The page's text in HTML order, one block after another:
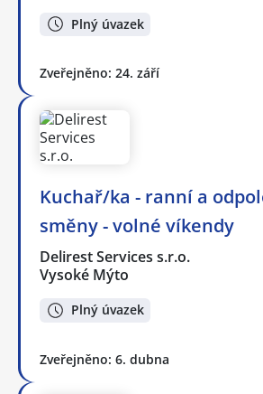
Plný úvazek
Zveřejněno: 24. září
Kuchař/ka - ranní a
směny - volné víkendy
Delirest Services s.r.o.
Vysoké Mýto
Plný úvazek
Zveřejněno: 6. dubna